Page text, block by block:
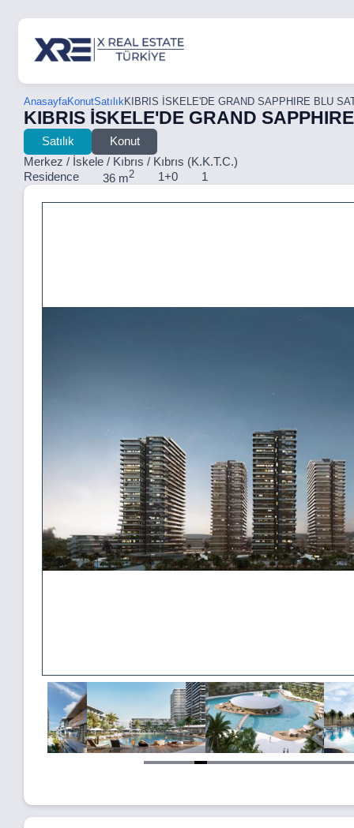
AnasayfaKonutSatılıkKIBRIS İSKELE'DE GRAND SAPPHIRE BLU
KIBRIS İSKELE'DE GRAND
Satılık
Konut
Merkez / İskele / Kıbrıs / Kıbrıs (K.K.T.C.)
Residence 36 m2 1+0 1
21